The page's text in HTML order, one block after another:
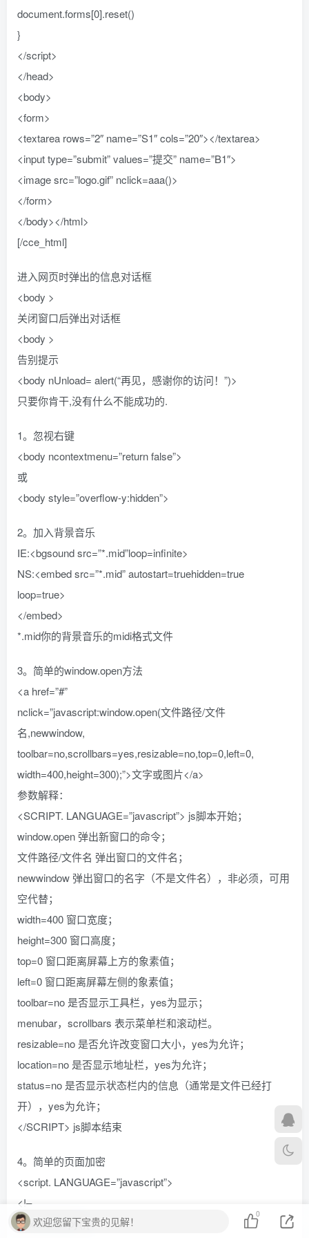
document.forms[0].reset()
}
</script>
</head>
<body>
<form>
<textarea rows=”2″ name=”S1″ cols=”20″></textarea>
<input type=”submit” values=”提交” name=”B1″>
<image src=”logo.gif” nclick=aaa()>
</form>
</body></html>
[/cce_html]
进入网页时弹出的信息对话框
<body >
关闭窗口后弹出对话框
<body >
告别提示
<body nUnload= alert(“再见，感谢你的访问！”)>
只要你肯干,没有什么不能成功的.
1。忽视右键
<body ncontextmenu=”return false”>
或
<body style=”overflow-y:hidden”>
2。加入背景音乐
IE:<bgsound src=”*.mid”loop=infinite>
NS:<embed src=”*.mid” autostart=truehidden=true
loop=true>
</embed>
*.mid你的背景音乐的midi格式文件
3。简单的window.open方法
<a href=”#”
nclick=”javascript:window.open(文件路径/文件
名,newwindow,
toolbar=no,scrollbars=yes,resizable=no,top=0,left=0,
width=400,height=300);”>文字或图片</a>
参数解释：
<SCRIPT. LANGUAGE=”javascript”> js脚本开始；
window.open 弹出新窗口的命令；
文件路径/文件名 弹出窗口的文件名；
newwindow 弹出窗口的名字（不是文件名），非必须，可用
空代替；
width=400 窗口宽度；
height=300 窗口高度；
top=0 窗口距离屏幕上方的象素值；
left=0 窗口距离屏幕左侧的象素值；
toolbar=no 是否显示工具栏，yes为显示；
menubar，scrollbars 表示菜单栏和滚动栏。
resizable=no 是否允许改变窗口大小，yes为允许；
location=no 是否显示地址栏，yes为允许；
status=no 是否显示状态栏内的信息（通常是文件已经打
开），yes为允许；
</SCRIPT> js脚本结束
4。简单的页面加密
<script. LANGUAGE=”javascript”>
<!–
function loopy(){
欢迎您留下宝贵的见解！
0